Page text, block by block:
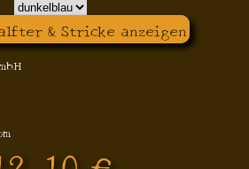
& Stricke anzeigen